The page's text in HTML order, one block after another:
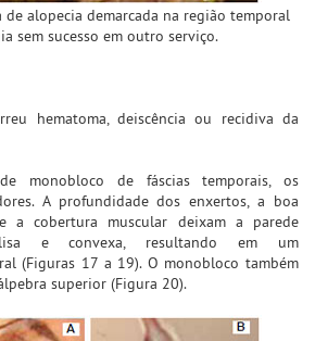
de alopecia demarcada na região temporal
sem sucesso em outro serviço.
hematoma, deiscência ou recidiva da
monobloco de fáscias temporais, os
A profundidade dos enxertos, a boa
a cobertura muscular deixam a parede
e convexa, resultando em um
(Figuras 17 a 19). O monobloco também
superior (Figura 20).